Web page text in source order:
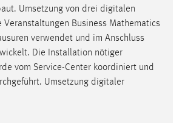
Umsetzung von drei digitalen
Veranstaltungen Business Mathematics
verwendet und im Anschluss
Die Installation nötiger
vom Service-Center koordiniert und
Umsetzung digitaler
= 1 Jahr
be_lastLoginProvider